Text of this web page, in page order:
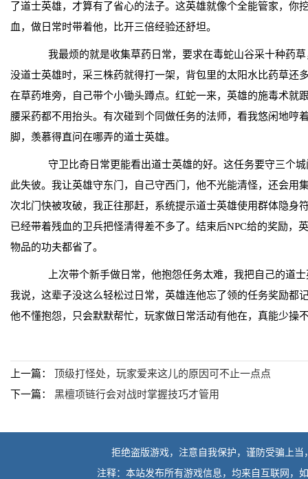
了道士英雄，才算有了省心的法子。这英雄就像个全能管家，你
血，做日常时带着他，比开三倍经验还舒坦。
我最烦的就是收集草药日常，要求在毒蛇山谷采十种药草
没道士英雄时，采三株药就得打一架，背包里的太阳水比药草还
在草药堆旁，自己带个小锄头蹲点。红蛇一来，英雄的施毒术就
腰采药都不用抬头。有次碰到个同做任务的法师，看我悠闲地哼
脚，羡慕得直问在哪弄的道士英雄。
守卫比奇日常更能看出道士英雄的好。这任务要守三个城
此失彼。我让英雄守东门，自己守西门，他不光能清怪，还会用
次北门快被攻破，我正往那赶，系统提示道士英雄使用群体隐身
已经带着残血的卫兵把怪清得差不多了。结束后NPC给的奖励，
物品的功夫都省了。
上次带个新手做日常，他抱怨任务太难，我把自己的道士
我说，这辈子没这么轻松过日常，英雄连他忘了领的任务奖励都
他不懂抱怨，只会默默帮忙，玩家做日常活动有他在，真能少操
上一篇：
顶级打怪处，玩家爱来这儿的原因可不止一点点
下一篇： 黑檀项链行会对战时掌握技巧才管用
拒绝盗版游戏，注意自我保护，谨防受骗上
注释：本站发布所有游戏信息，均来自互联网，